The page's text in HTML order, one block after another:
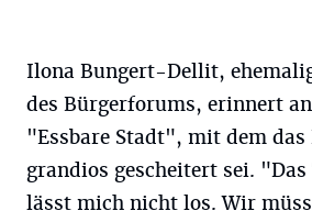
Ilona Bungert-Dellit,
des Bürgerforums, erinnert
"Essbare Stadt", mit dem
grandios gescheitert sei.
lässt mich nicht los. Wir